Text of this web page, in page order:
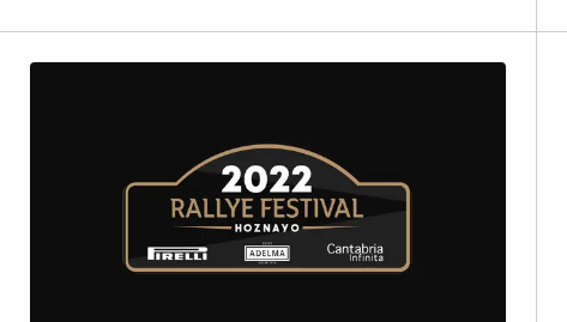
controlar y dar información a los aficionados
sin la necesidad de desplazarse un vehículo